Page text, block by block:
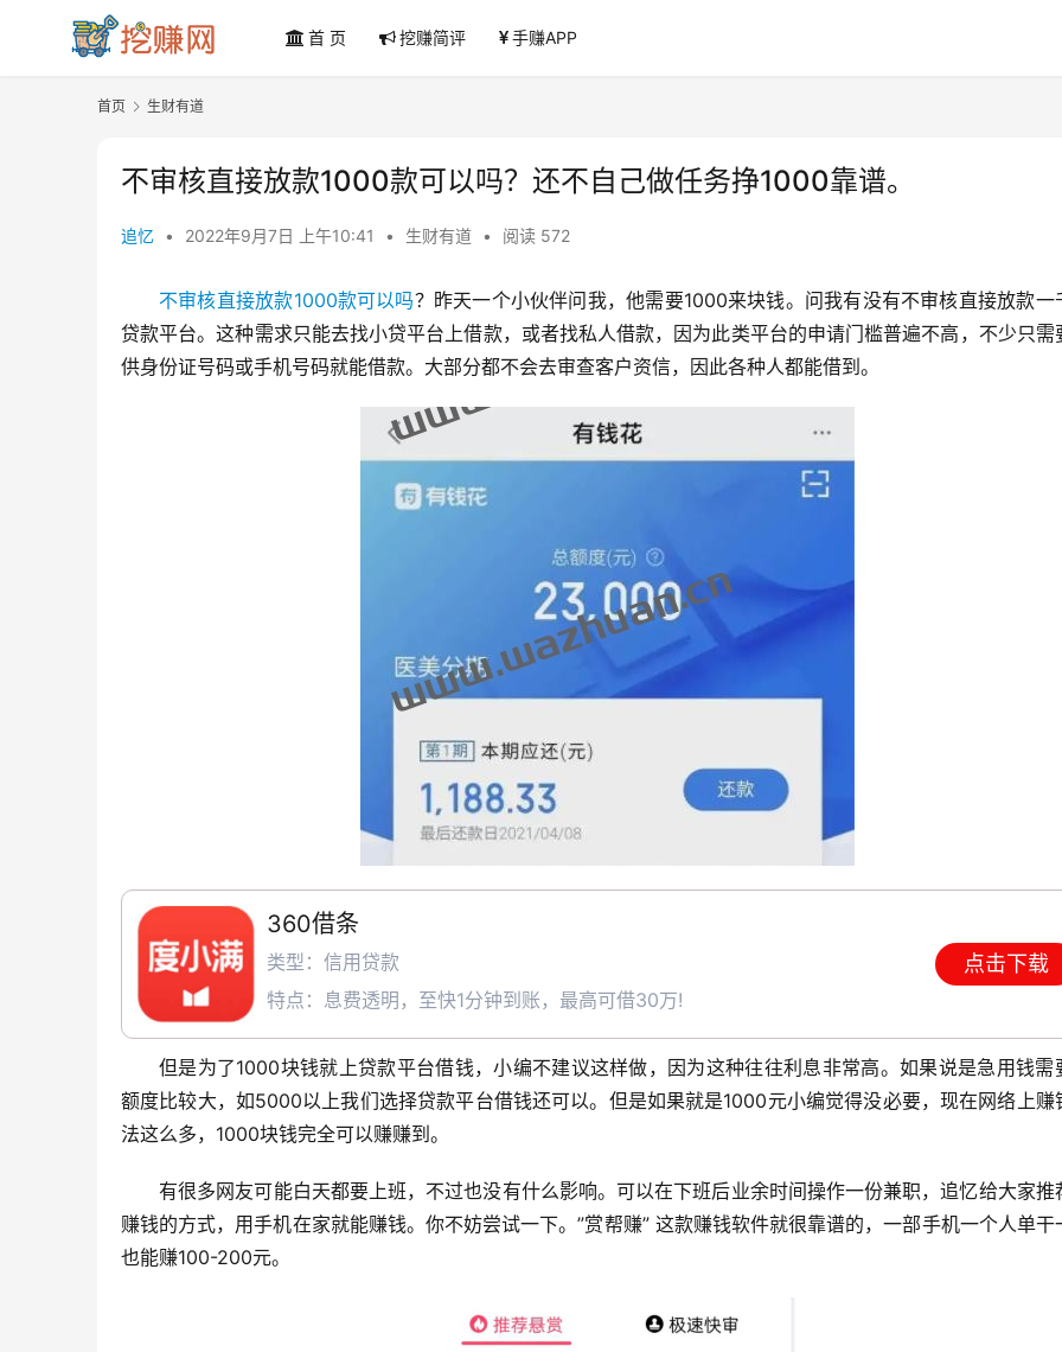
首 页 挖赚简评 手赚APP
首页 生财有道
不审核直接放款1000款可以吗？还不自己做任务挣1000靠谱。
追忆 • 2022年9月7日 上午10:41 • 生财有道 • 阅读 572
不审核直接放款1000款可以吗？昨天一个小伙伴问我，他需要1000来块钱。问我有没有不审核直接放款一
贷款平台。这种需求只能去找小贷平台上借款，或者找私人借款，因为此类平台的申请门槛普遍不高，不少只需
供身份证号码或手机号码就能借款。大部分都不会去审查客户资信，因此各种人都能借到。
360借条
类型：信用贷款
特点：息费透明，至快1分钟到账，最高可借30万!
点击下载
但是为了1000块钱就上贷款平台借钱，小编不建议这样做，因为这种往往利息非常高。如果说是急用钱需
额度比较大，如5000以上我们选择贷款平台借钱还可以。但是如果就是1000元小编觉得没必要，现在网络上赚
法这么多，1000块钱完全可以赚赚到。
有很多网友可能白天都要上班，不过也没有什么影响。可以在下班后业余时间操作一份兼职，追忆给大家推
赚钱的方式，用手机在家就能赚钱。你不妨尝试一下。”赏帮赚” 这款赚钱软件就很靠谱的，一部手机一个人单干
也能赚100-200元。